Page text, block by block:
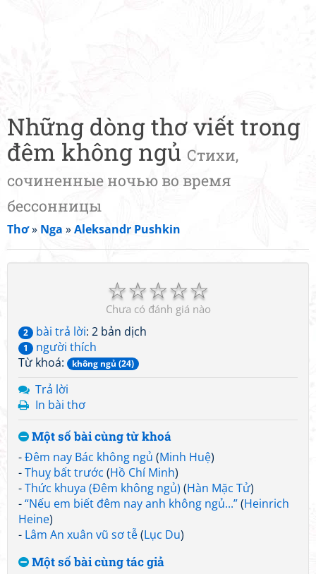
Những dòng thơ viết trong
đêm không ngủ Стихи,
сочиненные ночью во время
бессонницы
Thơ» Nga »Aleksandr Pushkin
☆
☆
☆
☆
☆
Chưa có đánh giá nào
2 bài trả lời: 2 bản dịch
1
người thích
Từ khoá:
không ngủ (24)
Trả lời
In bài thơ
Một số bài cùng từ khoá
-Đêm nay Bác không ngủ (Minh Huệ)
-Thuỵ bất trước (Hồ Chí Minh)
-Thức khuya (Đêm không ngủ) (Hàn Mặc Tử)
-“Nếu em biết đêm nay anh không ngủ...”(Heinrich
Heine)
- Lâm An xuân vũ sơ tễ(Lục Du)
Một số bài cùng tác giả